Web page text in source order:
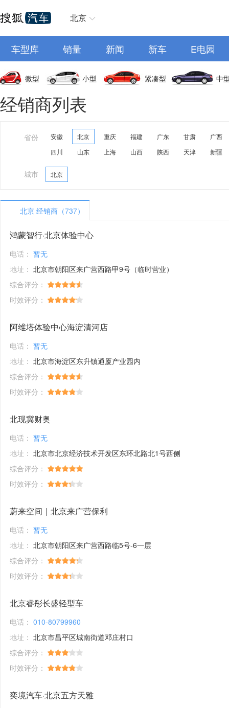
北京
车型库 销量 新闻 新车 E电园
微型 小型 紧凑型 中
经销商列表
省份 安徽 北京 重庆 福建 广东 甘肃
广西
四川
山东 上海 山西 陕西 天津 新疆
城市 北京
北京 经销商（737）
鸿蒙智行·北京体验中心
电话： 暂无
地址： 北京市朝阳区来广营西路甲9号（临时营业）
综合评分：
时效评分：
阿维塔体验中心海淀清河店
电话： 暂无
地址： 北京市海淀区东升镇通厦产业园内
综合评分：
时效评分：
北现冀财奥
电话： 暂无
地址： 北京市北京经济技术开发区东环北路北1号西侧
综合评分：
时效评分：
蔚来空间｜北京来广营保利
电话： 暂无
地址： 北京市朝阳区来广营西路临5号-6一层
综合评分：
时效评分：
北京睿彤长盛轻型车
电话： 010-80799960
地址： 北京市昌平区城南街道邓庄村口
综合评分：
时效评分：
奕境汽车·北京五方天雅